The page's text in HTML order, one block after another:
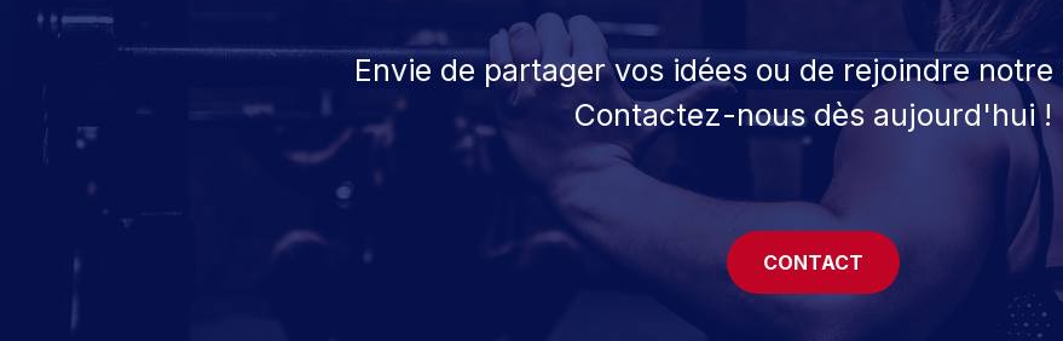
Envie de partager vos idées ou de rejoindre
Contactez-nous dès aujourd'hui !
CONTACT